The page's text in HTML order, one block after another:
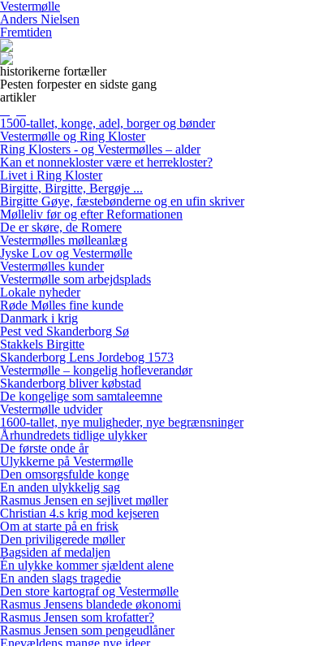
Vestermølle
Anders Nielsen
Fremtiden
historikerne fortæller
Pesten forpester en sidste gang
artikler
1500-tallet, konge, adel, borger og bønder
Vestermølle og Ring Kloster
Ring Klosters - og Vestermølles – alder
Kan et nonnekloster være et herrekloster?
Livet i Ring Kloster
Birgitte, Birgitte, Bergøje ...
Birgitte Gøye, fæstebønderne og en ufin skriver
Mølleliv før og efter Reformationen
De er skøre, de Romere
Vestermølles mølleanlæg
Jyske Lov og Vestermølle
Vestermølles kunder
Vestermølle som arbejdsplads
Lokale nyheder
Røde Mølles fine kunde
Danmark i krig
Pest ved Skanderborg Sø
Stakkels Birgitte
Skanderborg Lens Jordebog 1573
Vestermølle – kongelig hofleverandør
Skanderborg bliver købstad
De kongelige som samtaleemne
Vestermølle udvider
1600-tallet, nye muligheder, nye begrænsninger
Århundredets tidlige ulykker
De første onde år
Ulykkerne på Vestermølle
Den omsorgsfulde konge
En anden ulykkelig sag
Rasmus Jensen en sejlivet møller
Christian 4.s krig mod kejseren
Om at starte på en frisk
Den priviligerede møller
Bagsiden af medaljen
Én ulykke kommer sjældent alene
En anden slags tragedie
Den store kartograf og Vestermølle
Rasmus Jensens blandede økonomi
Rasmus Jensen som krofatter?
Rasmus Jensen som pengeudlåner
Enevældens mange nye ideer